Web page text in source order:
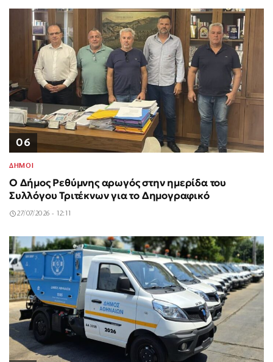
06
ΔΗΜΟΙ
Ο Δήμος Ρεθύμνης αρωγός στην ημερίδα του
Συλλόγου Τριτέκνων για το Δημογραφικό
27/07/2026 - 12:11